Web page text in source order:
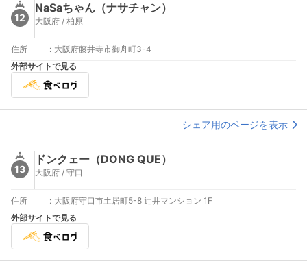
12
NaSaちゃん（ナサチャン）
大阪府 / 柏原
住所 : 大阪府藤井寺市御舟町3-4
外部サイトで見る
シェア用のページを表示
13
ドンクェー（DONG QUE）
大阪府 / 守口
住所 : 大阪府守口市土居町5-8 辻井マンション 1F
外部サイトで見る